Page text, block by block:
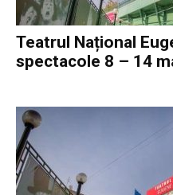
Teatrul Național
spectacole 8 – 14